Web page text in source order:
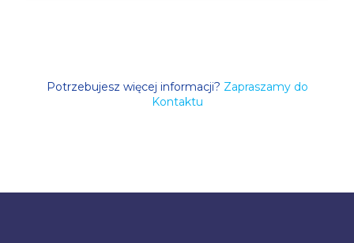
Potrzebujesz więcej informacji? Zapraszamy do
Kontaktu